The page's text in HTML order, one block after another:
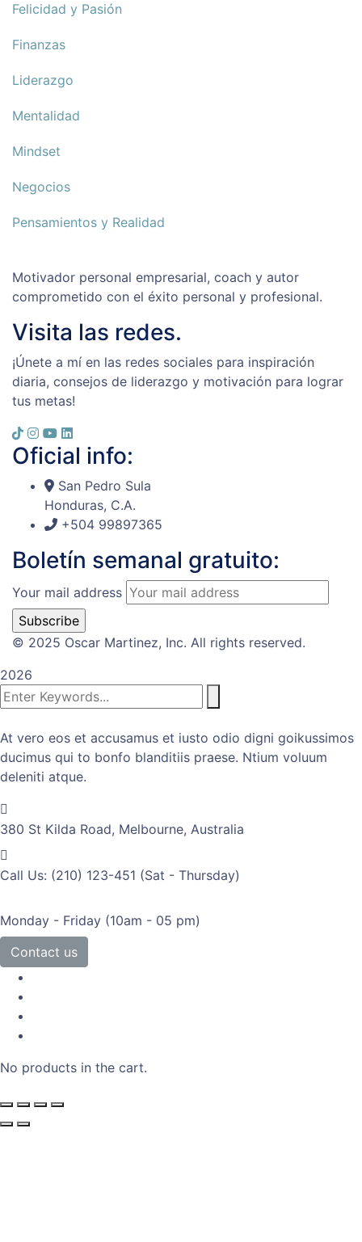
Felicidad y Pasión
Finanzas
Liderazgo
Mentalidad
Mindset
Negocios
Pensamientos y Realidad
Motivador personal empresarial, coach y autor
comprometido con el éxito personal y profesional.
Visita las redes.
¡Únete a mí en las redes sociales para inspiración
diaria, consejos de liderazgo y motivación para lograr
tus metas!
Oficial info:
San Pedro Sula
Honduras, C.A.
+504 99897365
Boletín semanal gratuito:
Your mail address
© 2025 Oscar Martinez, Inc. All rights reserved.
2026
At vero eos et accusamus et iusto odio digni goikussimos
ducimus qui to bonfo blanditiis praese. Ntium voluum
deleniti atque.
380 St Kilda Road, Melbourne, Australia
Call Us: (210) 123-451 (Sat - Thursday)
Monday - Friday (10am - 05 pm)
Contact us
No products in the cart.